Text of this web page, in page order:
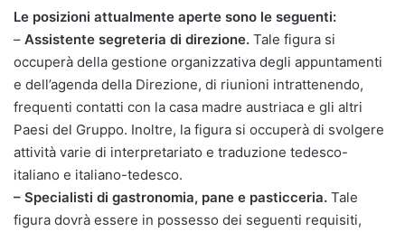
Le posizioni attualmente aperte sono le seguenti:
– Assistente segreteria di direzione. Tale figura si
occuperà della gestione organizzativa degli appuntamenti
e dell’agenda della Direzione, di riunioni intrattenendo,
frequenti contatti con la casa madre austriaca e gli altri
Paesi del Gruppo. Inoltre, la figura si occuperà di svolgere
attività varie di interpretariato e traduzione tedesco-
italiano e italiano-tedesco.
– Specialisti di gastronomia, pane e pasticceria. Tale
figura dovrà essere in possesso dei seguenti requisiti,